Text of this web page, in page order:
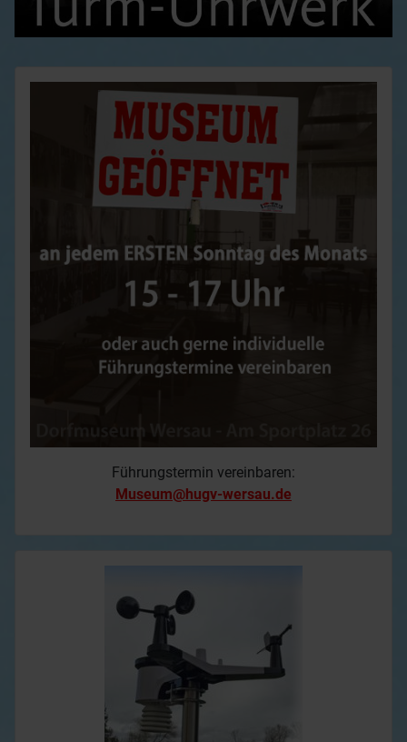
Führungstermin vereinbaren:
Museum@hugv-wersau.de